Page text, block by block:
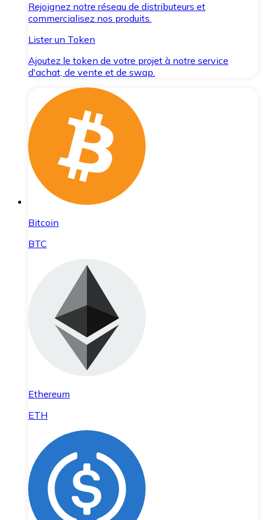
Rejoignez notre réseau de distributeurs et
commercialisez nos produits.
Lister un Token
Ajoutez le token de votre projet à notre service
d'achat, de vente et de swap.
Bitcoin
BTC
Ethereum
ETH